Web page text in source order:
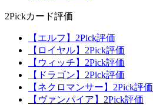
2Pickカード評価
【エルフ】2Pick評価
【ロイヤル】2Pick評価
【ウィッチ】2Pick評価
【ドラゴン】2Pick評価
【ネクロマンサー】2Pick評価
【ヴァンパイア】2Pick評価